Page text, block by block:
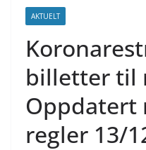
AKTUELT
billetter til
Oppdatert
regler 13/